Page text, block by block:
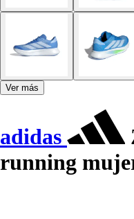
Ver más
adidas
running